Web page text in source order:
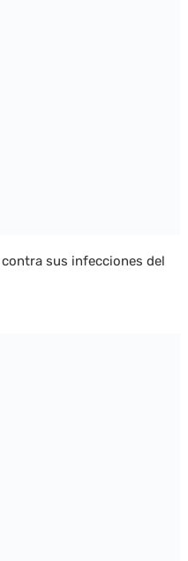
sus infecciones del